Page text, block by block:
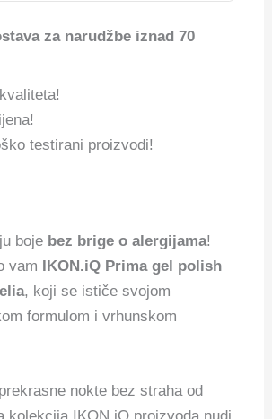
za narudžbe iznad 70
testirani proizvodi!
boje bez brige o alergijama!
vam IKON.iQ Prima gel polish
, koji se ističe svojom
formulom i vrhunskom
nokte bez straha od